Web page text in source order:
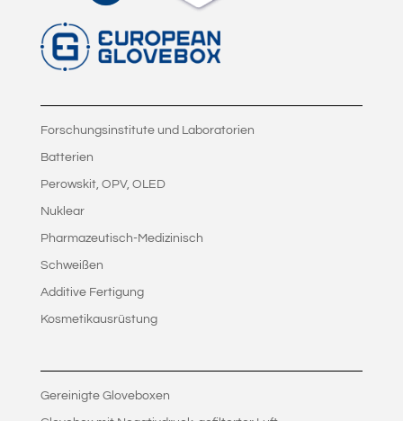
Forschungsinstitute und Laboratorien
Batterien
Perowskit, OPV, OLED
Nuklear
Pharmazeutisch-Medizinisch
Schweißen
Additive Fertigung
Kosmetikausrüstung
Gereinigte Gloveboxen